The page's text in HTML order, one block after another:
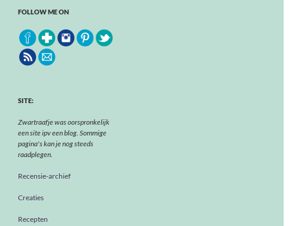
FOLLOW ME ON
SITE:
Zwartraafje was oorspronkelijk
een site ipv een blog. Sommige
pagina's kan je nog steeds
raadplegen.
Recensie-archief
Creaties
Recepten